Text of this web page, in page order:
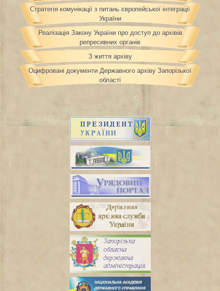
Стратегія комунікації з питань європейської інтеграції
України
Реалізація Закону України про доступ до архівів
репресивних органів
З життя архіву
Оцифровані документи Державного архіву Запорізької
області